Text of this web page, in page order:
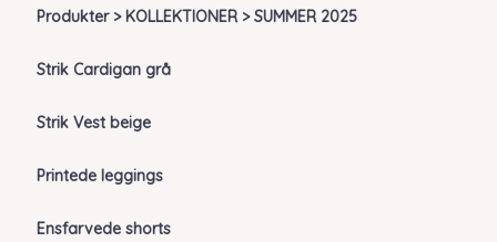
Produkter > KOLLEKTIONER > SUMMER 2025
Strik Cardigan grå
Strik Vest beige
Printede leggings
Ensfarvede shorts